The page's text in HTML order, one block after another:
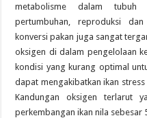
metabolisme dalam tubuh
pertumbuhan, reproduksi
konversi pakan juga sangat
oksigen di dalam pengelolaan
kondisi yang kurang optimal
dapat mengakibatkan ikan
Kandungan oksigen terlarut
perkembangan ikan nila sebesar